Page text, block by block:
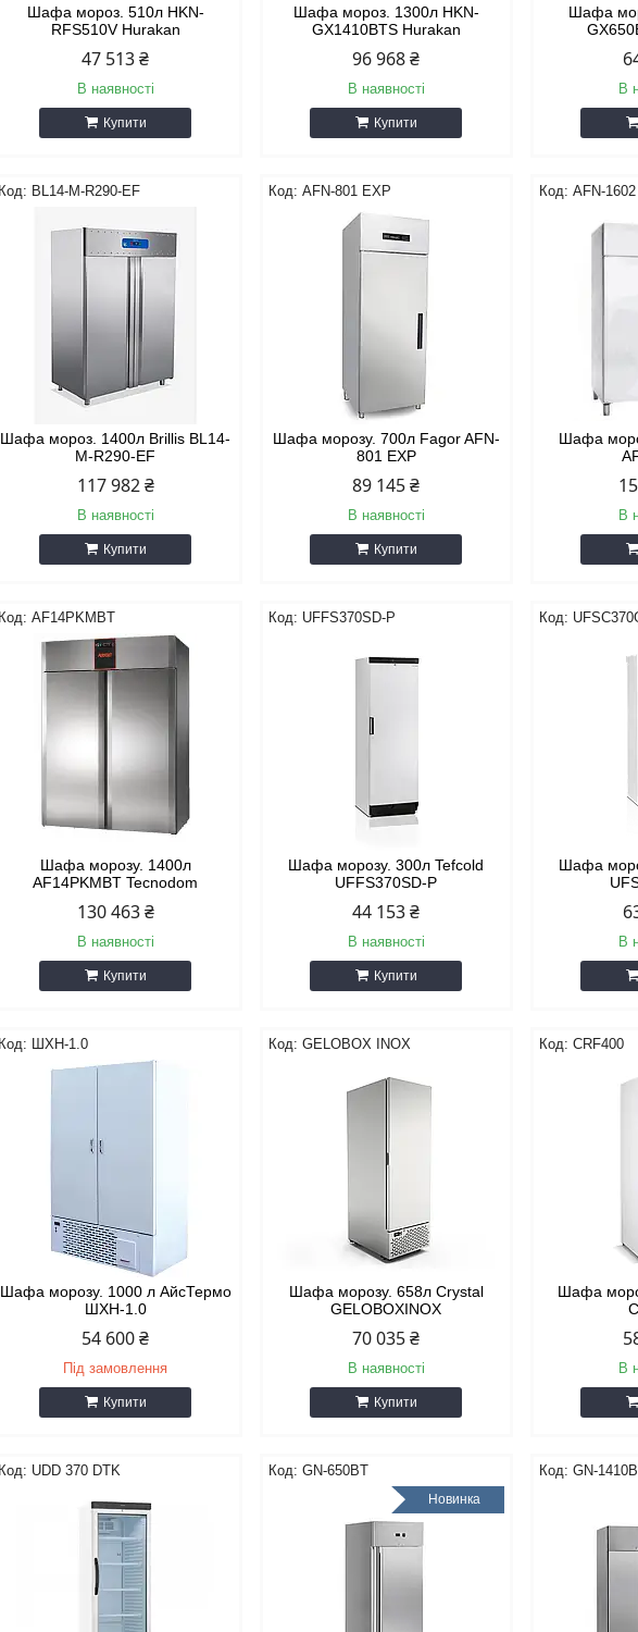
Шафа мороз. 510л HKN-
RFS510V Hurakan
47 513 ₴
В наявності
Купити
Шафа мороз. 1300л HKN-
GX1410BTS Hurakan
96 968 ₴
В наявності
Купити
Шафа
В
BL14-M-R290-EF
Шафа мороз. 1400л Brillis BL14-
M-R290-EF
117 982 ₴
В наявності
Купити
AFN-801 EXP
Шафа морозу. 700л Fagor AFN-
801 EXP
89 145 ₴
В наявності
Купити
AFN-1602
Шафа
В
AF14PKMBT
Шафа морозу. 1400л
AF14PKMBT Tecnodom
130 463 ₴
В наявності
Купити
UFFS370SD-P
Шафа морозу. 300л Tefcold
UFFS370SD-P
44 153 ₴
В наявності
Купити
Шафа
В
ШХН-1.0
Шафа морозу. 1000 л АйсТермо
ШХН-1.0
54 600 ₴
Під замовлення
Купити
GELOBOX INOX
Шафа морозу. 658л Crystal
GELOBOXINOX
70 035 ₴
В наявності
Купити
CRF400
Шафа
В
UDD 370 DTK GN-650BT
Новинка
GN-